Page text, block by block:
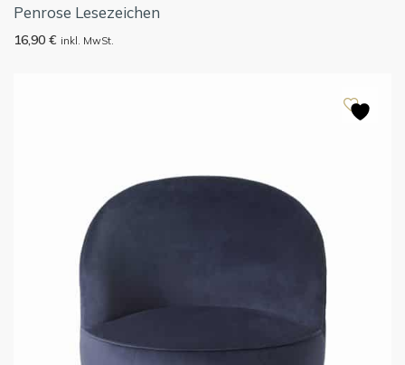
Penrose Lesezeichen
16,90 € inkl. MwSt.